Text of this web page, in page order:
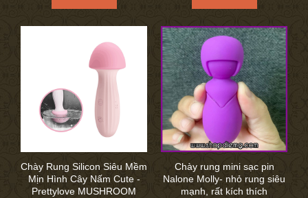
Chày Rung Silicon Siêu Mềm
Mịn Hình Cây Nấm Cute -
Prettylove MUSHROOM
Chày rung mini sạc pin
Nalone Molly- nhỏ rung siêu
mạnh, rất kích thích